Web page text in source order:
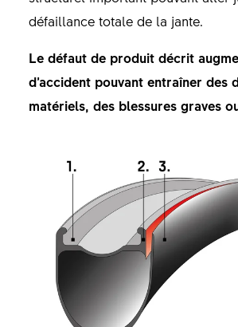
défaillance totale de la jante.
Le défaut de produit décrit
d’accident pouvant entraîner des
matériels, des blessures graves